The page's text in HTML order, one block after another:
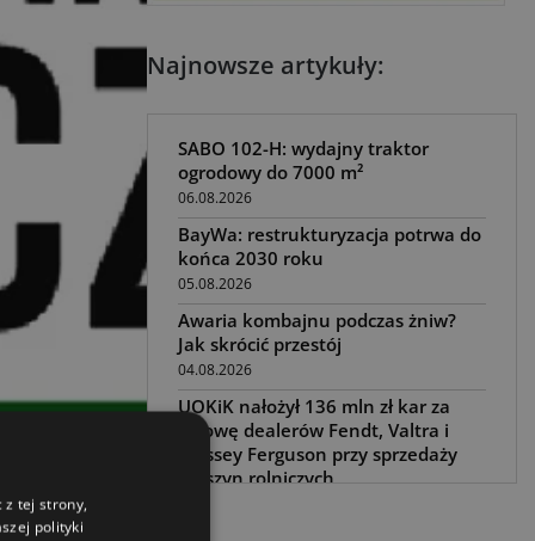
Najnowsze artykuły:
SABO 102-H: wydajny traktor
ogrodowy do 7000 m²
06.08.2026
BayWa: restrukturyzacja potrwa do
końca 2030 roku
05.08.2026
Awaria kombajnu podczas żniw?
Jak skrócić przestój
04.08.2026
UOKiK nałożył 136 mln zł kar za
zmowę dealerów Fendt, Valtra i
Massey Ferguson przy sprzedaży
maszyn rolniczych
z tej strony,
polityki